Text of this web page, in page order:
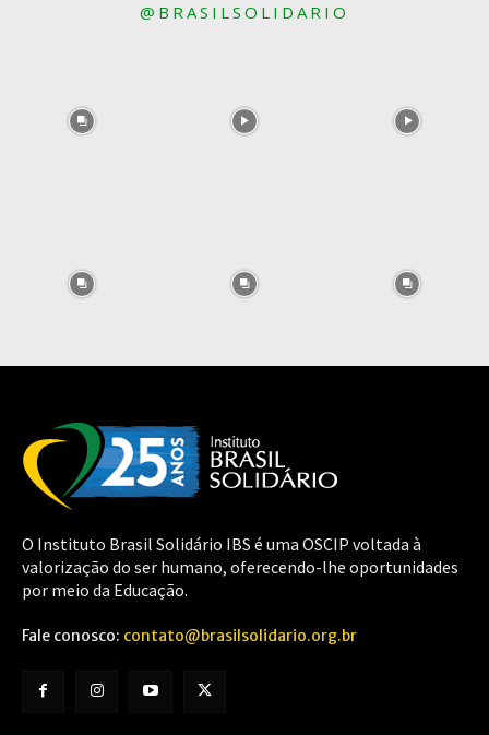
@BRASILSOLIDARIO
O Instituto Brasil Solidário IBS é uma OSCIP voltada à
valorização do ser humano, oferecendo-lhe oportunidades
por meio da Educação.
Fale conosco: contato@brasilsolidario.org.br